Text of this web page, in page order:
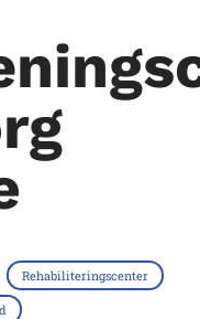
Rehabiliteringscenter